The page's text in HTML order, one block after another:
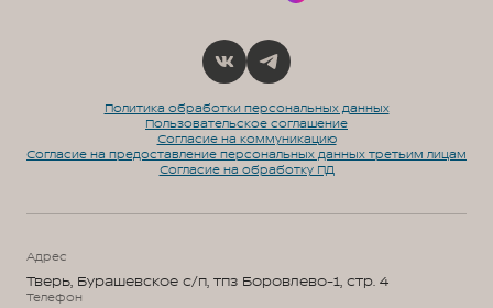
Политика обработки персональных данных
Пользовательское соглашение
Согласие на коммуникацию
Согласие на предоставление персональных данных третьим лицам
Согласие на обработку ПД
Адрес
Тверь, Бурашевское с/п, тпз Боровлево-1, стр. 4
Телефон